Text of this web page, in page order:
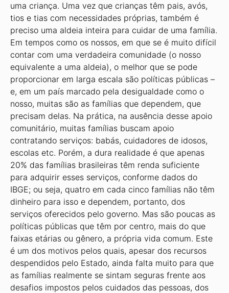
uma criança. Uma vez que crianças têm pais, avós,
tios e tias com necessidades próprias, também é
preciso uma aldeia inteira para cuidar de uma família.
Em tempos como os nossos, em que se é muito difícil
contar com uma verdadeira comunidade (o nosso
equivalente a uma aldeia), o melhor que se pode
proporcionar em larga escala são políticas públicas –
e, em um país marcado pela desigualdade como o
nosso, muitas são as famílias que dependem, que
precisam delas. Na prática, na ausência desse apoio
comunitário, muitas famílias buscam apoio
contratando serviços: babás, cuidadores de idosos,
escolas etc. Porém, a dura realidade é que apenas
20% das famílias brasileiras têm renda suficiente
para adquirir esses serviços, conforme dados do
IBGE; ou seja, quatro em cada cinco famílias não têm
dinheiro para isso e dependem, portanto, dos
serviços oferecidos pelo governo. Mas são poucas as
políticas públicas que têm por centro, mais do que
faixas etárias ou gênero, a própria vida comum. Este
é um dos motivos pelos quais, apesar dos recursos
despendidos pelo Estado, ainda falta muito para que
as famílias realmente se sintam seguras frente aos
desafios impostos pelos cuidados das pessoas, dos